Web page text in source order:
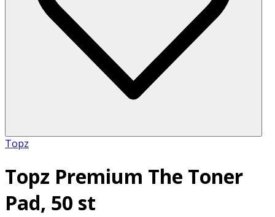
Topz
Topz Premium The Toner
Pad, 50 st